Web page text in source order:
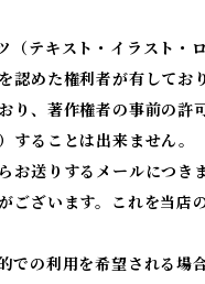
（テキスト・イラスト・
認めた権利者が有してお
り、著作権者の事前の許
することは出来ません。
お送りするメールにつき
ざいます。これを当店
での利用を希望される場